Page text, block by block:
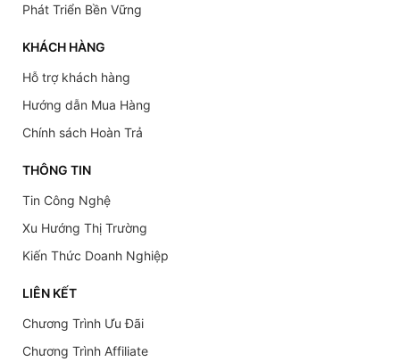
Phát Triển Bền Vững
KHÁCH HÀNG
Hỗ trợ khách hàng
Hướng dẫn Mua Hàng
Chính sách Hoàn Trả
THÔNG TIN
Tin Công Nghệ
Xu Hướng Thị Trường
Kiến Thức Doanh Nghiệp
LIÊN KẾT
Chương Trình Ưu Đãi
Chương Trình Affiliate